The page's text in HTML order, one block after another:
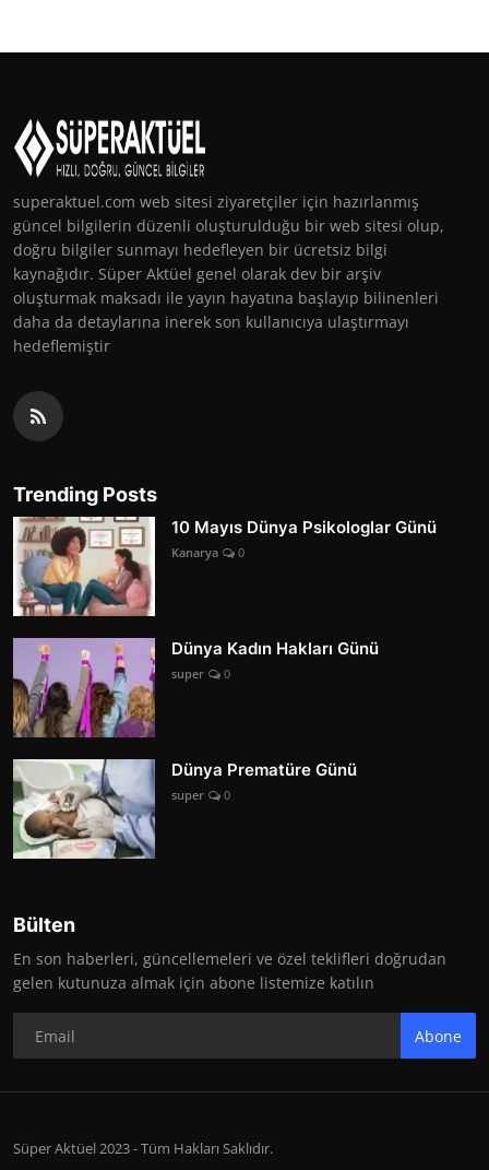
superaktuel.com web sitesi ziyaretçiler için hazırlanmış
güncel bilgilerin düzenli oluşturulduğu bir web sitesi olup,
doğru bilgiler sunmayı hedefleyen bir ücretsiz bilgi
kaynağıdır. Süper Aktüel genel olarak dev bir arşiv
oluşturmak maksadı ile yayın hayatına başlayıp bilinenleri
daha da detaylarına inerek son kullanıcıya ulaştırmayı
hedeflemiştir
Trending Posts
10 Mayıs Dünya Psikologlar Günü
Kanarya 0
Dünya Kadın Hakları Günü
super 0
Dünya Prematüre Günü
super 0
Bülten
En son haberleri, güncellemeleri ve özel teklifleri doğrudan
gelen kutunuza almak için abone listemize katılın
Abone
Süper Aktüel 2023 - Tüm Hakları Saklıdır.